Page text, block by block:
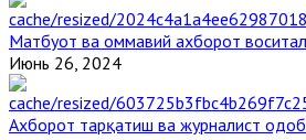
Матбуот ва оммавий ахборот
Июнь 26, 2024
Ахборот тарқатиш ва журналист